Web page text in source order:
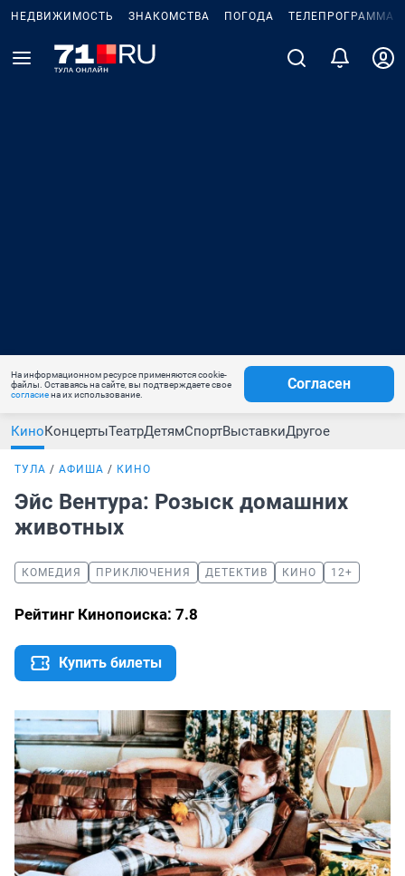
НЕДВИЖИМОСТЬ ЗНАКОМСТВА ПОГОДА ТЕЛЕПРОГРАММА
На информационном ресурсе применяются cookie-
файлы. Оставаясь на сайте, вы подтверждаете свое
согласиена их использование.
Согласен
КиноКонцертыТеатрДетямСпортВыставкиДругое
ТУЛА АФИША КИНО
Эйс Вентура: Розыск домашних
животных
КОМЕДИЯ ПРИКЛЮЧЕНИЯ ДЕТЕКТИВ КИНО 12+
Рейтинг Кинопоиска: 7.8
Купить билеты